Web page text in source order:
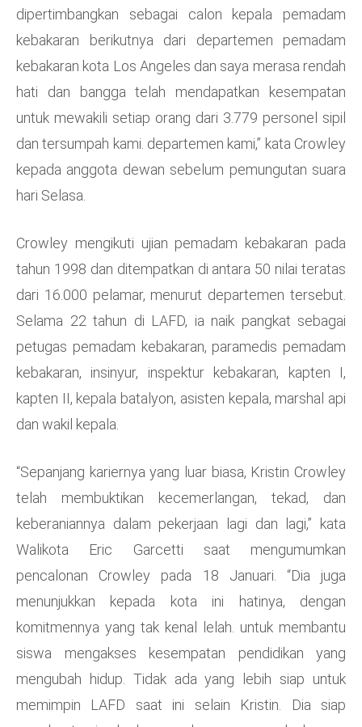
dipertimbangkan sebagai calon kepala pemadam
kebakaran berikutnya dari departemen pemadam
kebakaran kota Los Angeles dan saya merasa rendah
hati dan bangga telah mendapatkan kesempatan
untuk mewakili setiap orang dari 3.779 personel sipil
dan tersumpah kami. departemen kami,” kata Crowley
kepada anggota dewan sebelum pemungutan suara
hari Selasa.
Crowley mengikuti ujian pemadam kebakaran pada
tahun 1998 dan ditempatkan di antara 50 nilai teratas
dari 16.000 pelamar, menurut departemen tersebut.
Selama 22 tahun di LAFD, ia naik pangkat sebagai
petugas pemadam kebakaran, paramedis pemadam
kebakaran, insinyur, inspektur kebakaran, kapten I,
kapten II, kepala batalyon, asisten kepala, marshal api
dan wakil kepala.
“Sepanjang kariernya yang luar biasa, Kristin Crowley
telah membuktikan kecemerlangan, tekad, dan
keberaniannya dalam pekerjaan lagi dan lagi,” kata
Walikota Eric Garcetti saat mengumumkan
pencalonan Crowley pada 18 Januari. “Dia juga
menunjukkan kepada kota ini hatinya, dengan
komitmennya yang tak kenal lelah. untuk membantu
siswa mengakses kesempatan pendidikan yang
mengubah hidup. Tidak ada yang lebih siap untuk
memimpin LAFD saat ini selain Kristin. Dia siap